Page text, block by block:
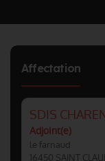
Affectation
SDIS
Adjoint(e)
le farnaud
16450 SAINT